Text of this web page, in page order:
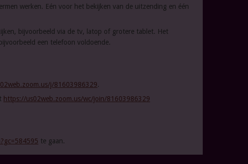
werken. Eén voor het bekijken van de uitzending en één
bijvoorbeeld via de tv, latop of grotere tablet. Het
een telefoon voldoende.
j/81603986329.
https://us02web.zoom.us/wc/join/81603986329
te gaan.